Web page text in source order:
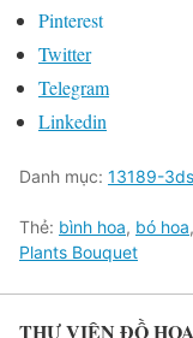
Pinterest
Twitter
Telegram
Linkedin
Danh mục: 13189-
Thẻ: bình hoa, bó hoa,
Plants Bouquet
THƯ VIỆN ĐỒ HỌA